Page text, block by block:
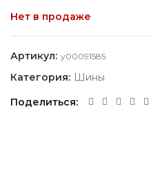
Нет в продаже
Артикул: y00091585
Категория: Шины
Поделиться